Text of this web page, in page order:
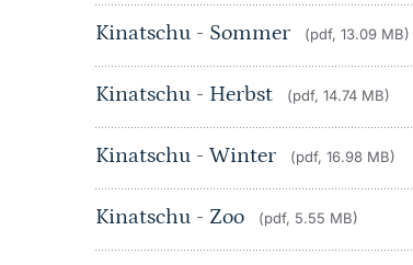
Kinatschu - Sommer (pdf, 13.09 MB)
Kinatschu - Herbst (pdf, 14.74 MB)
Kinatschu - Winter (pdf, 16.98 MB)
Kinatschu - Zoo (pdf, 5.55 MB)